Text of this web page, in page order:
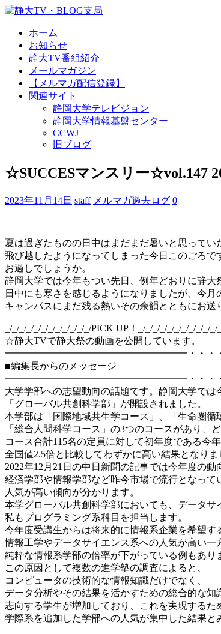
ホーム
お知らせ
静大TV番組紹介
メールマガジン
【メルマガ配信登録】
関連サイト
静岡大学テレビジョン
静岡大学情報基盤センター
CCWJ
旧ブログ
☆SUCCESマンスリー☆vol.147
2023年11月14日 staff メルマガ過去ログ 0
夏は過ぎたものの日中はまだまだ暑いと思ってい
飛び越したようになってしまった今日このごろで
お過しでしょうか。
静岡大学では今年もつい先日、例年どおりに静大
日中にも寒さを感じるようになりましたが、今月
キャンパスにまだ残る熱いその余韻とともにお送
_/_/_/_/_/_/_/_/_/_/_/_/PICK UP！_/_/_/_/_/_/_/_/_/_/_/
☆静大TVで静大祭の動画を公開しています。
━━━━━━━━━━━━━━━━━━━・・・
■編集長からのメッセージ
━━━━━━━━━━━━━━━━━━━・・・
大学学部への志望動向の話題です。静岡大学では
「グローバル共創科学部」が開設されました。
本学部は「国際地域共生学コース」、「生命圏循
「総合人間科学コース」の3つのコースがあり、
コース合計115名の定員に対して初年度である今
全国値2.5倍と比較してわずかに高い結果となりま
2022年12月21日の中日新聞の記事では今年度の動
経済学部や情報学部など昨今市場で流行となっ
人気が高い傾向が分かります。
本学グローバル共創科学部においても、データサ
私もプログラミング系科目を担当します。
今年度受講生からは将来的に情報系企業を希望す
情報工学やデータサイエンス系への人気が高い一
純粋な情報系学部の倍率が下がっている例もあり
この原因として複数の進学塾の調査によると、
コンピュータの技術的な情報知識だけでなく、
データ分析やその結果を活かすための総合的な知
志向する学生が増加しており、これを実現するた
学際系を追加した学部への人気が集中した結果と